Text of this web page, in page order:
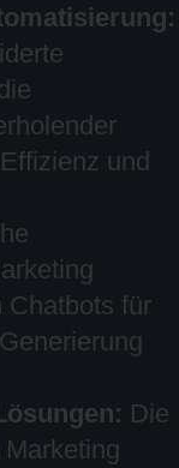
und
Chatbots für
Die